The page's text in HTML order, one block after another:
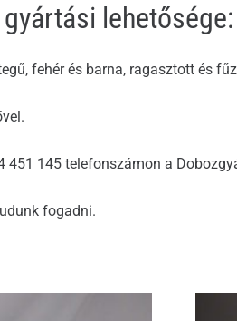
lehetősége:
fehér és barna, ragasztott és
145 telefonszámon a
fogadni.